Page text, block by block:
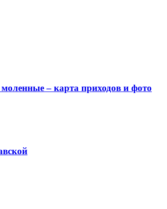
– карта приходов и фото